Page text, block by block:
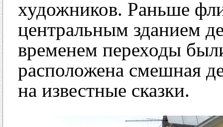
художников. Раньше
центральным зданием
временем переходы
расположена смешная
на известные сказки.